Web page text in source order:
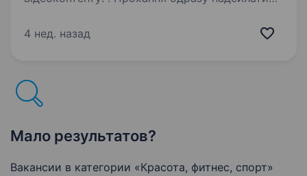
на сторінки у соц мережах, де такі фото є
4 нед. назад
Мало результатов?
Вакансии в категории «Красота, фитнес, спорт»